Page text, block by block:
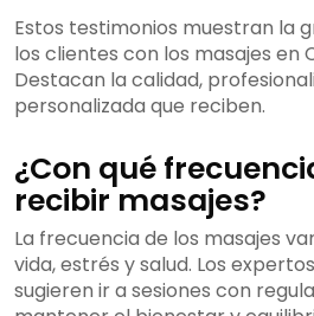
Estos testimonios muestran la
los clientes con los masajes en
Destacan la calidad,
personalizada que reciben.
¿Con qué
recibir masajes?
La frecuencia de los masajes
vida, estrés y salud. Los
sugieren ir a sesiones con